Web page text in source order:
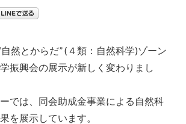
自然とからだ” (４類：自然科学)ゾーン
振興会の展示が新しく変わりまし
では、同会助成金事業による自然科
を展示しています。